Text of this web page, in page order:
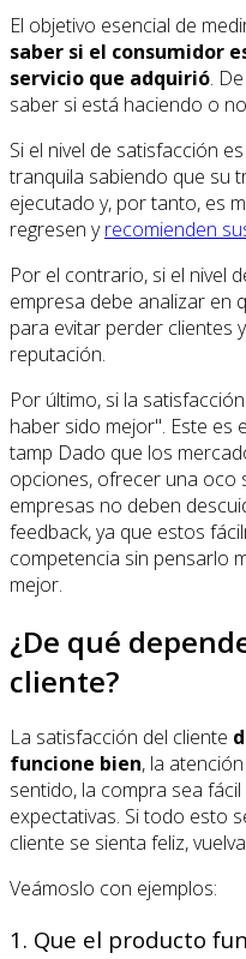
El objetivo esencial de
saber si el consumidor
servicio que adquirió.
saber si está haciendo o
Si el nivel de satisfacción
tranquila sabiendo que su
ejecutado y, por tanto, es
regresen yrecomienden
Por el contrario, si el nivel
empresa debe analizar en
para evitar perder clientes
reputación.
Por último, si la
haber sido mejor". Este es
tamp Dado que los
opciones, ofrecer una oco
empresas no deben
feedback, ya que estos
competencia sin pensarlo
mejor.
¿De qué
cliente?
La satisfacción del cliente
funcione bien, la
sentido, la compra sea
expectativas. Si todo esto
cliente se sienta feliz,
Veámoslo con ejemplos:
1. Que el producto